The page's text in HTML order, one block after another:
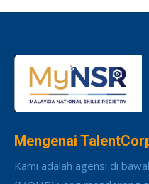
Mengenai
Kami adalah agensi di